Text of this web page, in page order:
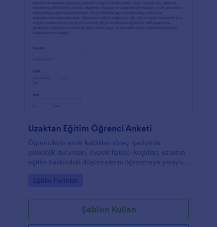
Uzaktan Eğitim Öğrenci Anketi
Öğrencilerin evde kaldıkları süreç içerisinde
psikolojik durumları, evdeki fiziksel koşulları, uzaktan
eğitim hakkındaki düşüncelerini öğrenmeye yarayan
Go to Category:
Eğitim Formları
Şablon Kullan